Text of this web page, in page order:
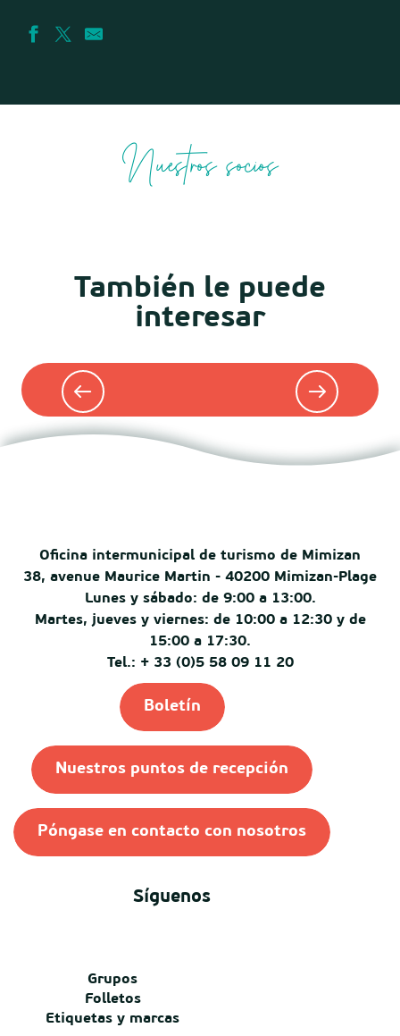
Nuestros socios
También le puede
interesar
Oficina intermunicipal de turismo de Mimizan
38, avenue Maurice Martin - 40200 Mimizan-Plage
Lunes y sábado: de 9:00 a 13:00.
Martes, jueves y viernes: de 10:00 a 12:30 y de
15:00 a 17:30.
Tel.: + 33 (0)5 58 09 11 20
Boletín
Nuestros puntos de recepción
Póngase en contacto con nosotros
Síguenos
Grupos
Folletos
Etiquetas y marcas